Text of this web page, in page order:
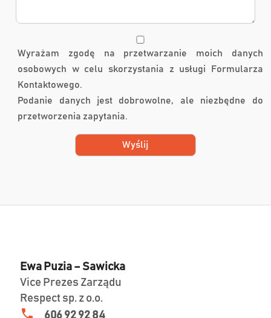
Wyrażam zgodę na przetwarzanie moich danych
osobowych w celu skorzystania z usługi Formularza
Kontaktowego.
Podanie danych jest dobrowolne, ale niezbędne do
przetworzenia zapytania.
Ewa Puzia – Sawicka
Vice Prezes Zarządu
Respect sp. z o.o.
606 92 92 84